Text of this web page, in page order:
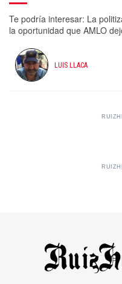
Te podría interesar: La
la oportunidad que AMLO
LUIS LLACA